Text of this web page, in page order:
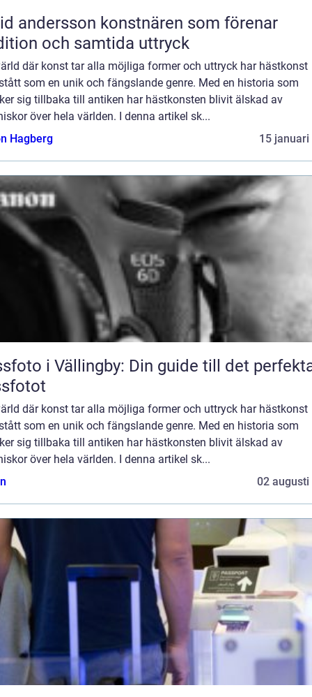
konstnären som förenar
och samtida uttryck
där konst tar alla möjliga former och uttryck har hästkonst
som en unik och fängslande genre. Med en historia som
sig tillbaka till antiken har hästkonsten blivit älskad av
över hela världen. I denna artikel sk...
Hagberg
15 januari
i Vällingby: Din guide till det
där konst tar alla möjliga former och uttryck har hästkonst
som en unik och fängslande genre. Med en historia som
sig tillbaka till antiken har hästkonsten blivit älskad av
över hela världen. I denna artikel sk...
02 augusti